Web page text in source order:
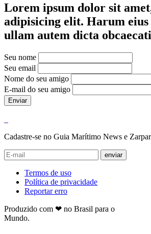
Lorem ipsum dolor sit
adipisicing elit. Harum eius
ullam autem dicta
Seu nome
Seu email
Nome do seu amigo
E-mail do seu amigo
Enviar
Cadastre-se no Guia Marítimo News e
enviar
Termos de uso
Política de privacidade
Reportar erro
Produzido com ❤ no Brasil para o
Mundo.